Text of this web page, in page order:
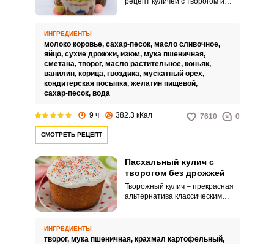
воздушной и вкуснейшей
выпечки в замешивании теста в
3 подхода.
ИНГРЕДИЕНТЫ
молоко коровье, сахар-песок, масло сливочное,
яйцо, сухие дрожжи, изюм, мука пшеничная,
сметана, творог, масло растительное, коньяк,
ванилин, корица, гвоздика, мускатный орех,
кондитерская посыпка, желатин пищевой,
сахар-песок, вода
9 ч 382.3 кКал 7610 0
СМОТРЕТЬ РЕЦЕПТ
Пасхальный кулич с
творогом без дрожжей
Творожный кулич – прекрасная
альтернатива классическим
очень вкусным.
ИНГРЕДИЕНТЫ
творог, мука пшеничная, крахмал картофельный,